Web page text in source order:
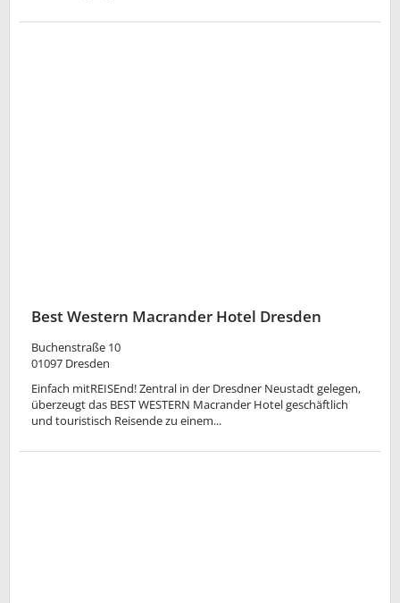
Best Western Macrander Hotel Dresden
Buchenstraße 10
01097 Dresden
Einfach mitREISEnd! Zentral in der Dresdner Neustadt gelegen,
überzeugt das BEST WESTERN Macrander Hotel geschäftlich
und touristisch Reisende zu einem...